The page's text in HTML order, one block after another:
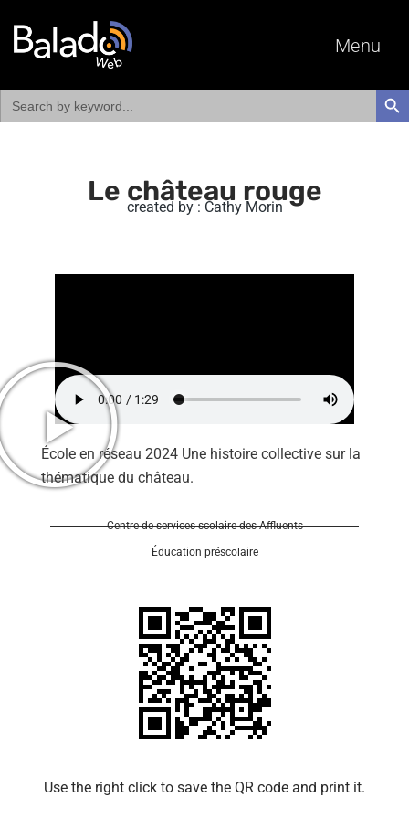
Menu
Search
for:
Le château rouge
created by : Cathy Morin
École en réseau 2024 Une histoire collective sur la
thématique du château.
Centre de services scolaire des Affluents
Éducation préscolaire
Use the right click to save the QR code and print it.​​